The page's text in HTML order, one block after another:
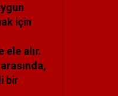
için
ele alır.
bir